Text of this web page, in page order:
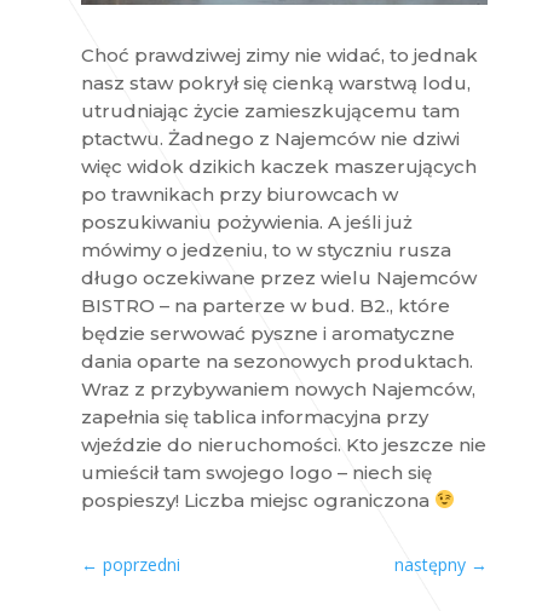
Choć prawdziwej zimy nie widać, to jednak
nasz staw pokrył się cienką warstwą lodu,
utrudniając życie zamieszkującemu tam
ptactwu. Żadnego z Najemców nie dziwi
więc widok dzikich kaczek maszerujących
po trawnikach przy biurowcach w
poszukiwaniu pożywienia. A jeśli już
mówimy o jedzeniu, to w styczniu rusza
długo oczekiwane przez wielu Najemców
BISTRO – na parterze w bud. B2., które
będzie serwować pyszne i aromatyczne
dania oparte na sezonowych produktach.
Wraz z przybywaniem nowych Najemców,
zapełnia się tablica informacyjna przy
wjeździe do nieruchomości. Kto jeszcze nie
umieścił tam swojego logo – niech się
pospieszy! Liczba miejsc ograniczona
←poprzedni następny →